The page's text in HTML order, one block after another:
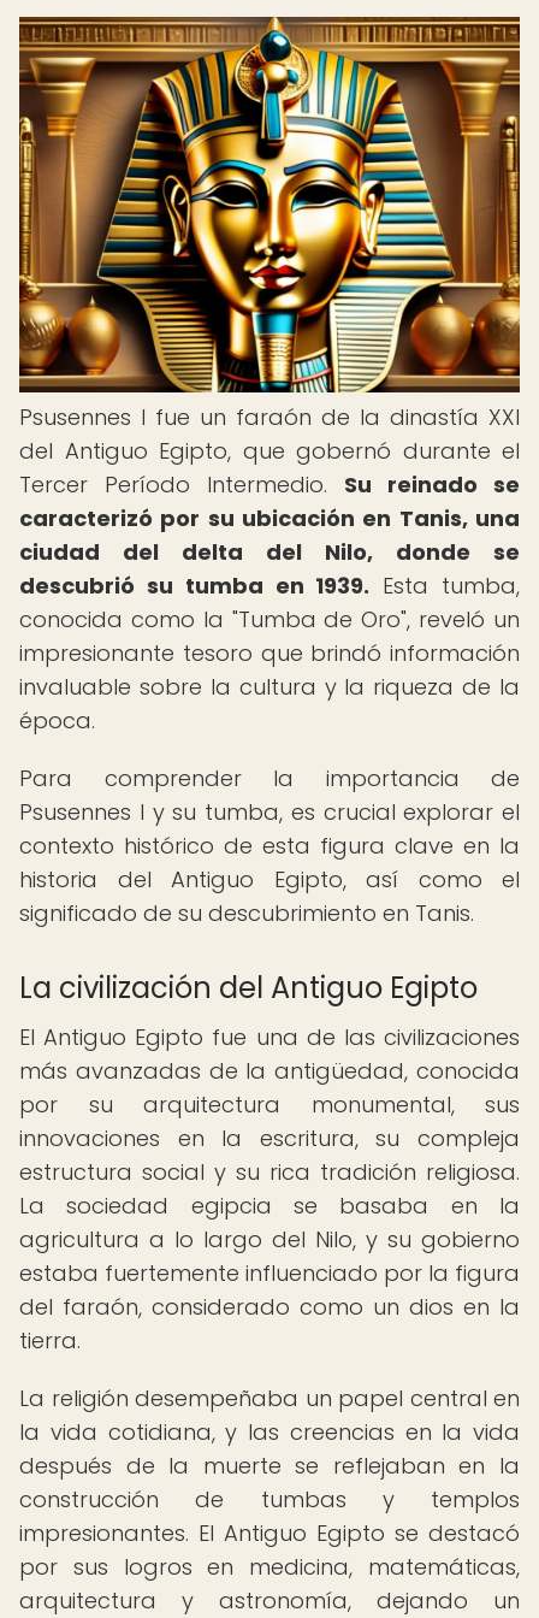
Psusennes I fue un faraón de la dinastía XXI
del Antiguo Egipto, que gobernó durante el
Tercer Período Intermedio. Su reinado se
caracterizó por su ubicación en Tanis, una
ciudad del delta del Nilo, donde se
descubrió su tumba en 1939. Esta tumba,
conocida como la "Tumba de Oro", reveló un
impresionante tesoro que brindó información
invaluable sobre la cultura y la riqueza de la
época.
Para comprender la importancia de
Psusennes I y su tumba, es crucial explorar el
contexto histórico de esta figura clave en la
historia del Antiguo Egipto, así como el
significado de su descubrimiento en Tanis.
La civilización del Antiguo Egipto
El Antiguo Egipto fue una de las civilizaciones
más avanzadas de la antigüedad, conocida
por su arquitectura monumental, sus
innovaciones en la escritura, su compleja
estructura social y su rica tradición religiosa.
La sociedad egipcia se basaba en la
agricultura a lo largo del Nilo, y su gobierno
estaba fuertemente influenciado por la figura
del faraón, considerado como un dios en la
tierra.
La religión desempeñaba un papel central en
la vida cotidiana, y las creencias en la vida
después de la muerte se reflejaban en la
construcción de tumbas y templos
impresionantes. El Antiguo Egipto se destacó
por sus logros en medicina, matemáticas,
arquitectura y astronomía, dejando un